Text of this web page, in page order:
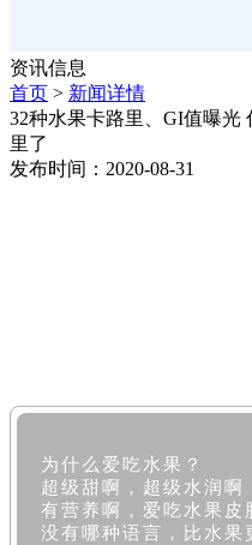
资讯信息
首页 > 新闻详情
32种水果卡路里、GI值曝光
里了
发布时间：2020-08-31
为什么爱吃水果？
超级甜啊，超级水润啊
有营养啊，爱吃水果皮
没有哪种语言，比水果